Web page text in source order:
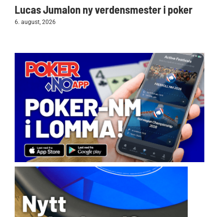
Lucas Jumalon ny verdensmester i poker
6. august, 2026